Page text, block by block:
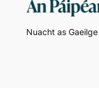
Nuacht as Gaeilge